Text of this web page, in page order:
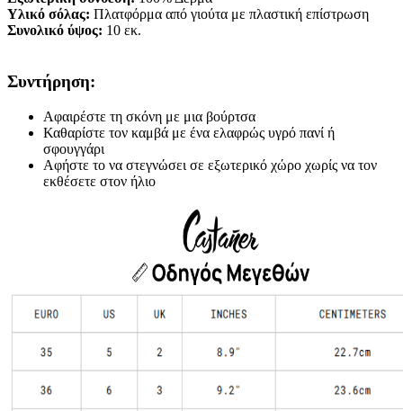
Υλικό σόλας: Πλατφόρμα από γιούτα με πλαστική επίστρωση
Συνολικό ύψος: 10 εκ.
Συντήρηση:
Αφαιρέστε τη σκόνη με μια βούρτσα
Καθαρίστε τον καμβά με ένα ελαφρώς υγρό πανί ή
σφουγγάρι
Αφήστε το να στεγνώσει σε εξωτερικό χώρο χωρίς να τον
εκθέσετε στον ήλιο